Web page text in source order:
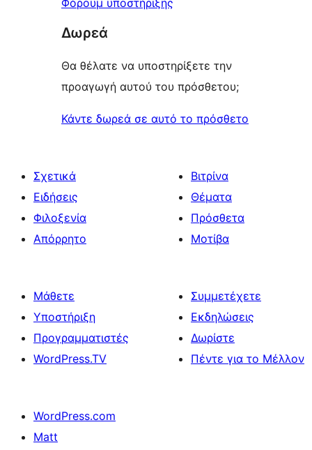
Φόρουμ υποστήριξης
Δωρεά
Θα θέλατε να υποστηρίξετε την
προαγωγή αυτού του πρόσθετου;
Κάντε δωρεά σε αυτό το πρόσθετο
Σχετικά
Ειδήσεις
Φιλοξενία
Απόρρητο
Βιτρίνα
Θέματα
Πρόσθετα
Μοτίβα
Μάθετε
Υποστήριξη
Προγραμματιστές
WordPress.TV
Συμμετέχετε
Εκδηλώσεις
Δωρίστε
Πέντε για το Μέλλον
WordPress.com
Matt